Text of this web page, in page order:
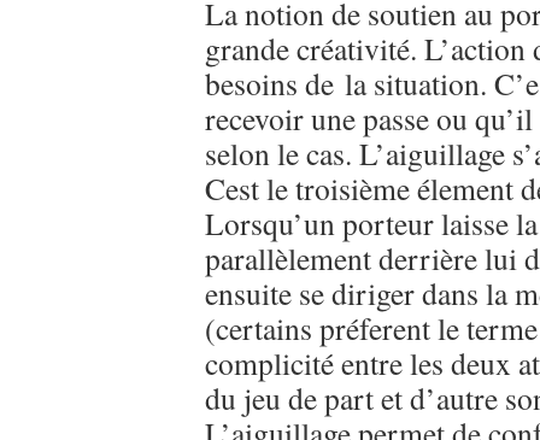
La notion de soutien au
grande créativité.
besoins de la situation.
recevoir une passe ou
selon le cas. L’aiguillage
Cest le troisième élement
Lorsqu’un porteur laisse
parallèlement derrière lui
ensuite se diriger dans la
(certains préferent le
complicité entre les deux
du jeu de part et d’autre